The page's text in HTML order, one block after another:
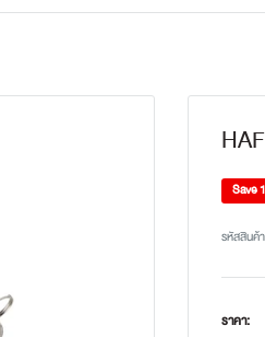
Save
รหัสสินค้
ราคา: